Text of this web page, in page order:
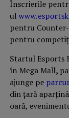
Înscrierile
ul
pentru
pentru
Startul Esports
în Mega Mall,
ajunge pe
din țară
oară,